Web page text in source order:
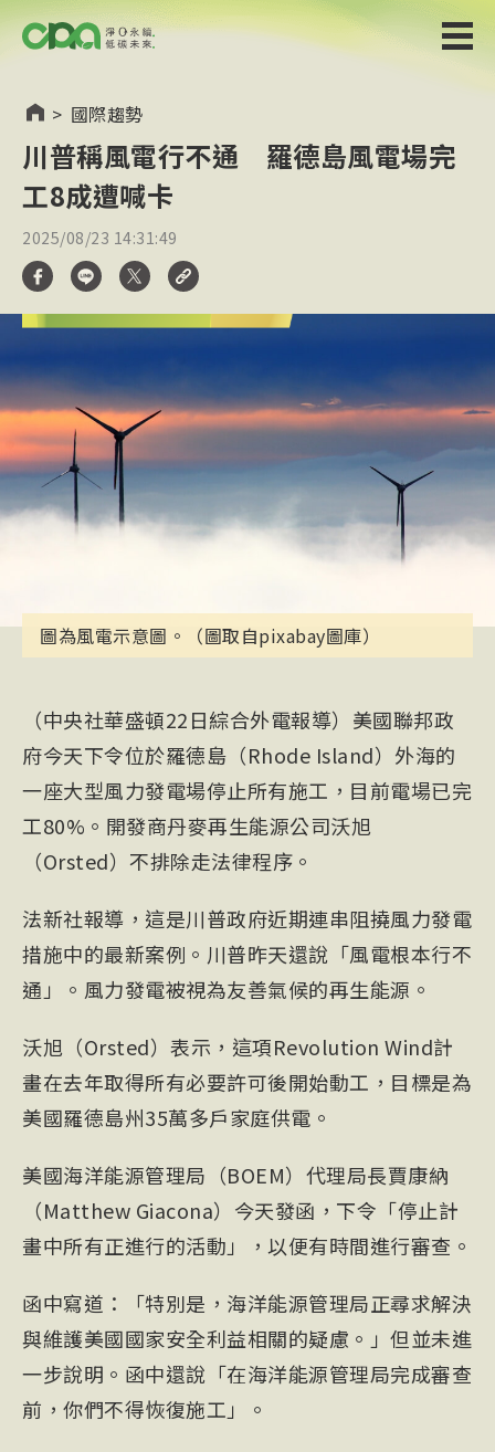
> 國際趨勢
川普稱風電行不通 羅德島風電場完
工8成遭喊卡
2025/08/23 14:31:49
圖為風電示意圖。（圖取自pixabay圖庫）
（中央社華盛頓22日綜合外電報導）美國聯邦政
府今天下令位於羅德島（Rhode Island）外海的
一座大型風力發電場停止所有施工，目前電場已完
工80%。開發商丹麥再生能源公司沃旭
（Orsted）不排除走法律程序。
法新社報導，這是川普政府近期連串阻撓風力發電
措施中的最新案例。川普昨天還說「風電根本行不
通」。風力發電被視為友善氣候的再生能源。
沃旭（Orsted）表示，這項Revolution Wind計
畫在去年取得所有必要許可後開始動工，目標是為
美國羅德島州35萬多戶家庭供電。
美國海洋能源管理局（BOEM）代理局長賈康納
（Matthew Giacona）今天發函，下令「停止計
畫中所有正進行的活動」，以便有時間進行審查。
函中寫道：「特別是，海洋能源管理局正尋求解決
與維護美國國家安全利益相關的疑慮。」但並未進
一步說明。函中還說「在海洋能源管理局完成審查
前，你們不得恢復施工」。